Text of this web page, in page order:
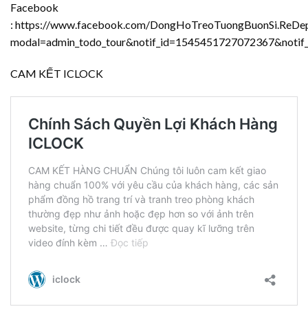
Facebook
: https://www.facebook.com/
CAM KẾT ICLOCK